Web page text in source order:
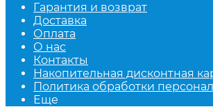
Гарантия и возврат
Доставка
Оплата
О нас
Контакты
Накопительная дисконтная
Политика обработки
Еще